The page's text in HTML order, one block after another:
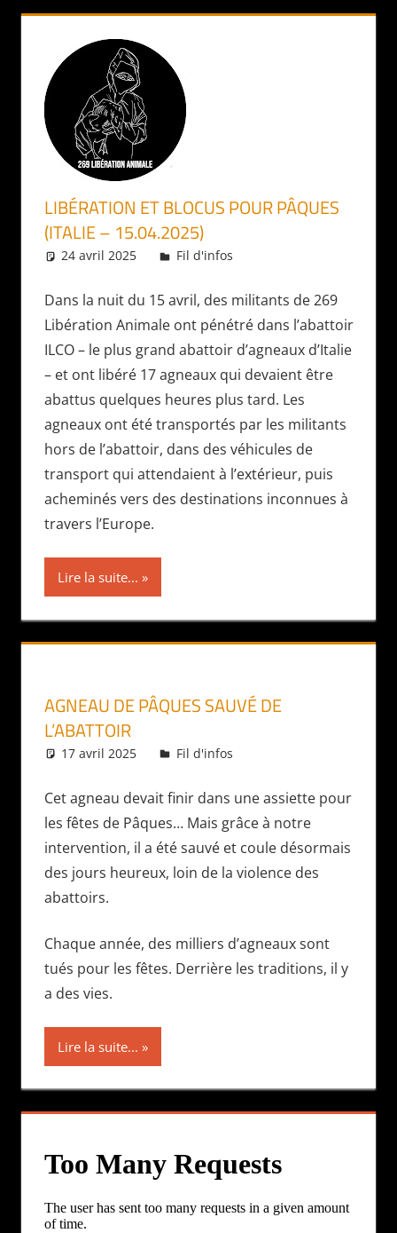
LIBÉRATION ET BLOCUS POUR PÂQUES
(ITALIE – 15.04.2025)
24 avril 2025 Daniel
Fil d'infos
Dans la nuit du 15 avril, des militants de 269
Libération Animale ont pénétré dans l’abattoir
ILCO – le plus grand abattoir d’agneaux d’Italie
– et ont libéré 17 agneaux qui devaient être
abattus quelques heures plus tard. Les
agneaux ont été transportés par les militants
hors de l’abattoir, dans des véhicules de
transport qui attendaient à l’extérieur, puis
acheminés vers des destinations inconnues à
travers l’Europe.
Lire la suite...
AGNEAU DE PÂQUES SAUVÉ DE
L’ABATTOIR
17 avril 2025 Daniel
Fil d'infos
Cet agneau devait finir dans une assiette pour
les fêtes de Pâques… Mais grâce à notre
intervention, il a été sauvé et coule désormais
des jours heureux, loin de la violence des
abattoirs.
Chaque année, des milliers d’agneaux sont
tués pour les fêtes. Derrière les traditions, il y
a des vies.
Lire la suite...